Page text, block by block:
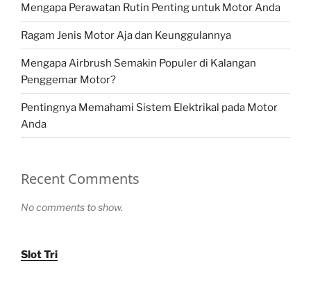
Mengapa Perawatan Rutin Penting untuk Motor Anda
Ragam Jenis Motor Aja dan Keunggulannya
Mengapa Airbrush Semakin Populer di Kalangan
Penggemar Motor?
Pentingnya Memahami Sistem Elektrikal pada Motor
Anda
Recent Comments
No comments to show.
Slot Tri